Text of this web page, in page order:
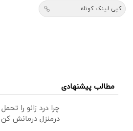
کپی لینک کوتاه
مطالب پیشنهادی
چرا درد زانو را
درمنزل درمانش کن